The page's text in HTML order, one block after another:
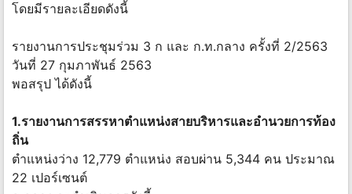
โดยมีรายละเอียดดังนี้
รายงานการประชุมร่วม 3 ก และ ก.ท.กลาง ครั้งที่ 2/2563
วันที่ 27 กุมภาพันธ์ 2563
พอสรุป ได้ดังนี้
1.รายงานการสรรหาตำแหน่งสายบริหารและอำนวยการท้อง
ถิ่น
ตำแหน่งว่าง 12,779 ตำแหน่ง สอบผ่าน 5,344 คน ประมาณ
22 เปอร์เซนต์